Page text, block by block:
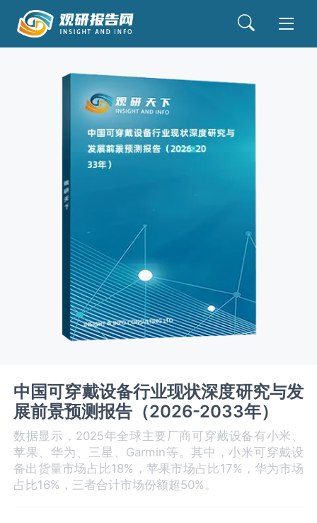
中国可穿戴设备行业现状深度研究与发
展前景预测报告（2026-2033年）
数据显示，2025年全球主要厂商可穿戴设备有小米、
苹果、华为、三星、Garmin等。其中，小米可穿戴设
备出货量市场占比18%，苹果市场占比17%，华为市场
占比16%，三者合计市场份额超50%。